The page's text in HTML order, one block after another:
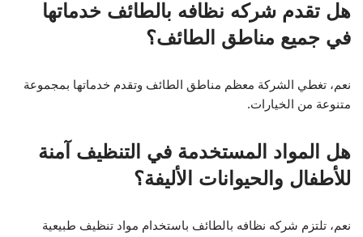
هل تقدم شركه نظافه بالطائف خدماتها
في جميع مناطق الطائف؟
نعم، تغطي الشركة معظم مناطق الطائف وتقدم خدماتها بمجموعة
متنوعة من الخيارات.
هل المواد المستخدمة في التنظيف آمنة
للأطفال والحيوانات الأليفة؟
نعم، تلتزم شركه نظافه بالطائف باستخدام مواد تنظيف طبيعية